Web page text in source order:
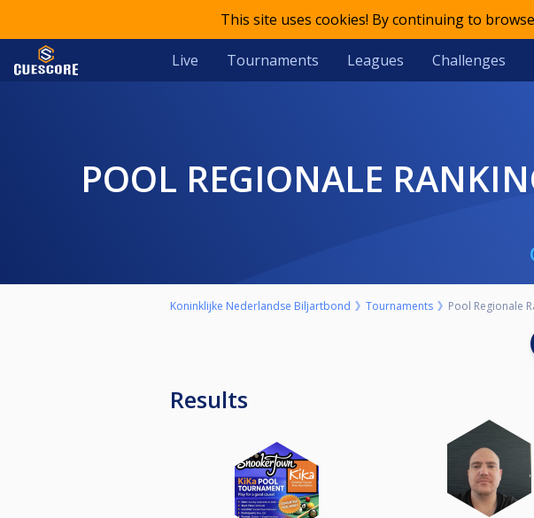
This site uses cookies! By continuing to
Live Tournaments Leagues Challenges
POOL REGIONALE
Koninklijke Nederlandse Biljartbond Tournaments Pool Regionale
Results